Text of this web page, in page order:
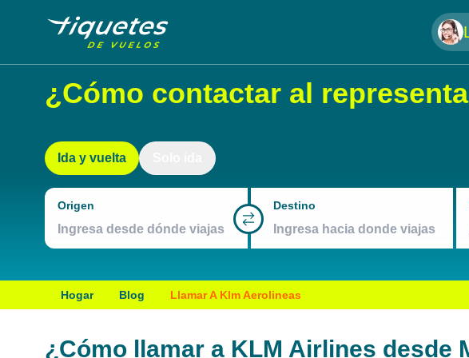
¿Cómo contactar al
Ida y vuelta
Origen Destino
Hogar Blog Llamar A Klm Aerolineas
¿Cómo llamar a KLM Airlines desde